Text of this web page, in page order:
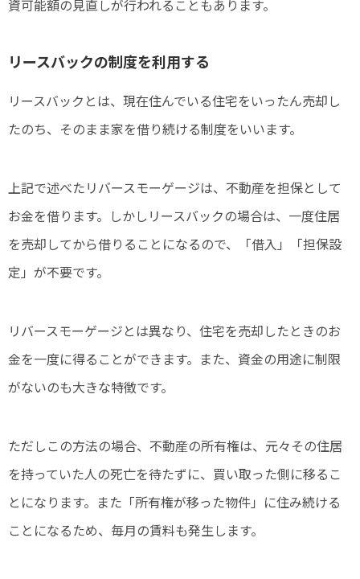
資可能額の見直しが行われることもあります。
リースバックの制度を利用する
リースバックとは、現在住んでいる住宅をいったん売却し
たのち、そのまま家を借り続ける制度をいいます。
上記で述べたリバースモーゲージは、不動産を担保として
お金を借ります。しかしリースバックの場合は、一度住居
を売却してから借りることになるので、「借入」「担保設
定」が不要です。
リバースモーゲージとは異なり、住宅を売却したときのお
金を一度に得ることができます。また、資金の用途に制限
がないのも大きな特徴です。
ただしこの方法の場合、不動産の所有権は、元々その住居
を持っていた人の死亡を待たずに、買い取った側に移るこ
とになります。また「所有権が移った物件」に住み続ける
ことになるため、毎月の賃料も発生します。